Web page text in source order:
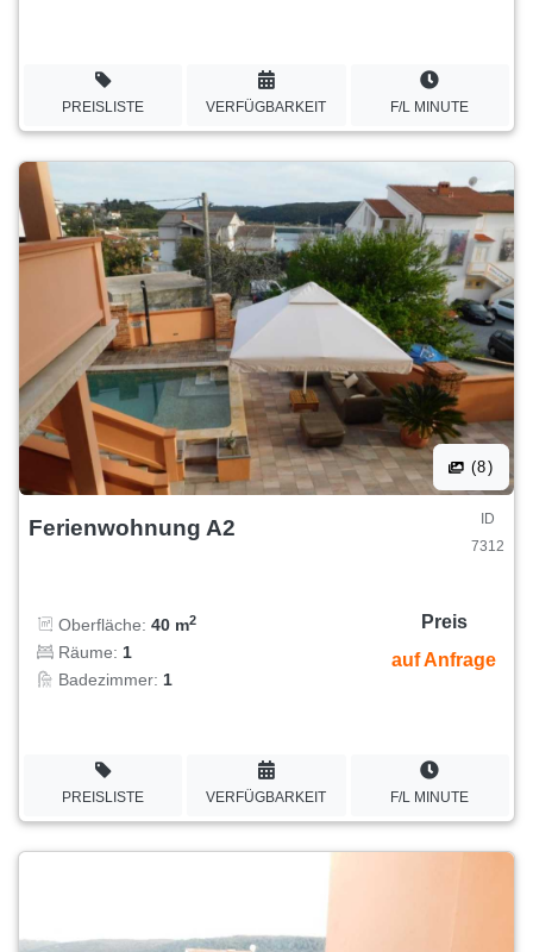
PREISLISTE VERFÜGBARKEIT F/L MINUTE
(8)
Ferienwohnung A2
ID
7312
Oberfläche: 40 m2
Räume: 1
Badezimmer: 1
Preis
auf Anfrage
PREISLISTE VERFÜGBARKEIT F/L MINUTE